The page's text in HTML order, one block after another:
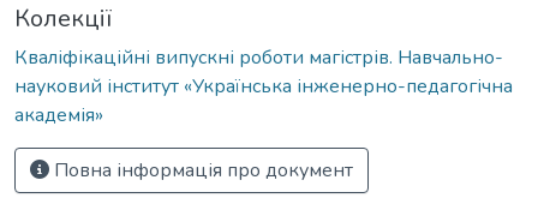
Колекції
Кваліфікаційні випускні роботи магістрів. Навчально-
науковий інститут «Українська інженерно-педагогічна
академія»
Повна інформація про документ